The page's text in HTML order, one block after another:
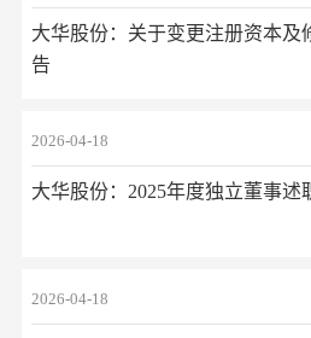
大华股份：关于变更注册资本及
告
2026-04-18
大华股份：2025年度独立董事述
2026-04-18